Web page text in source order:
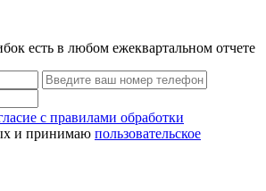
есть в любом ежеквартальном отчете
с правилами обработки
и принимаю пользовательское